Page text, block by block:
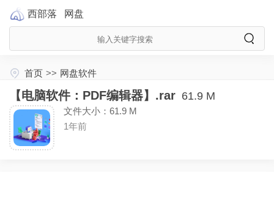
西部落 网盘
首页 >> 网盘软件
【电脑软件：PDF编辑器】.rar 61.9 M
文件大小：61.9 M
1年前